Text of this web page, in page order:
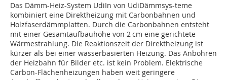
Das Dämm-Heiz-System UdiIn von UdiDämmsys-teme
kombiniert eine Direktheizung mit Carbonbahnen und
Holzfaserdämmplatten. Durch die Carbonbahnen entsteht
mit einer Gesamtaufbauhöhe von 2 cm eine gerichtete
Wärmestrahlung. Die Reaktionszeit der Direktheizung ist
kürzer als bei einer wasserbasierten Heizung. Das Anbohren
der Heizbahn für Bilder etc. ist kein Problem. Elektrische
Carbon-Flächenheizungen haben weit geringere